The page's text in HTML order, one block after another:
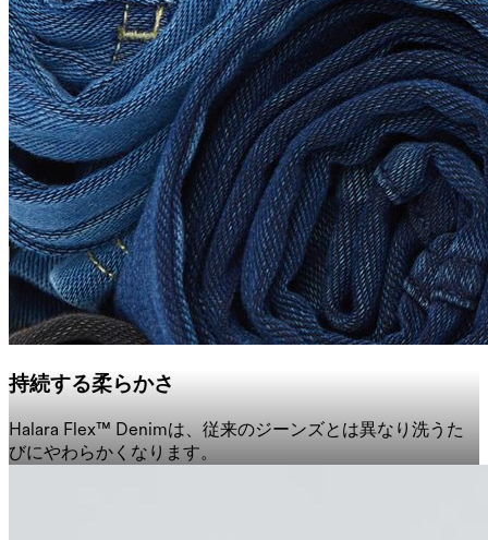
持続する柔らかさ
Halara Flex™ Denimは、従来のジーンズとは異なり洗うた
びにやわらかくなります。